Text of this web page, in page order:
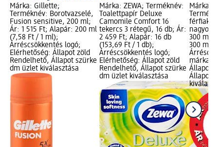
Márka: Gillette;
Terméknév: Borotvazselé,
Fusion sensitive, 200 ml;
Ár: 1 515 Ft; Alapár: 200 ml
(7,58 Ft / 1 ml);
Árréscsökkentés logó;
Elérhetőség: Állapot zöld
Rendelhető, Állapot szürke
dm üzlet kiválasztása
Márka: ZEWA; Terméknév:
Toalettpapír Deluxe
Camomile Comfort 16
tekercs 3 rétegű, 16 db; Ár:
2 459 Ft; Alapár: 16 db
(153,69 Ft / 1 db);
Árréscsökkentés logó;
Elérhetőség: Állapot zöld
Rendelhető, Állapot szürke
dm üzlet kiválasztása
Márka:
nagyon
300 ml;
300 ml
márka
Állapot
Állapot